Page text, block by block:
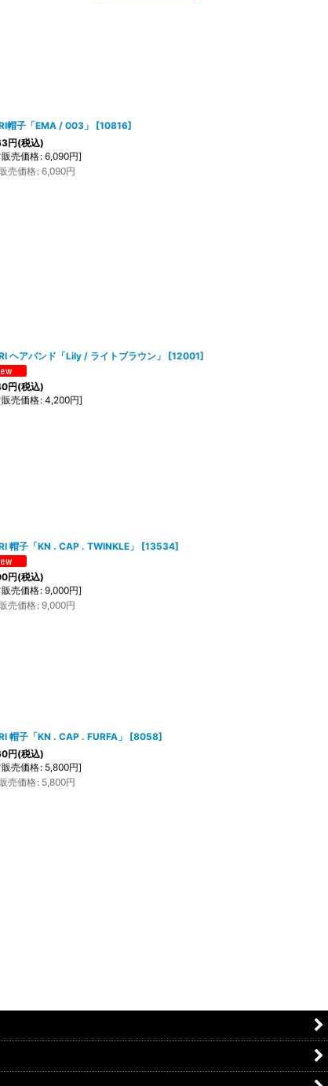
帽子「EMA / 003」 [10816]
円(税込)
売価格: 6,090円]
売価格: 6,090円
ヘアバンド「Lily / ライトブラウン」 [12001]
円(税込)
売価格: 4,200円]
帽子「KN . CAP . TWINKLE」 [13534]
円(税込)
売価格: 9,000円]
売価格: 9,000円
帽子「KN . CAP . FURFA」 [8058]
円(税込)
売価格: 5,800円]
売価格: 5,800円